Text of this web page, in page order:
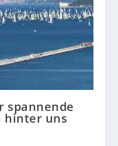
spannende
hinter uns